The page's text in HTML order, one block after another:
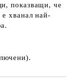
показващи, че
хванал най-